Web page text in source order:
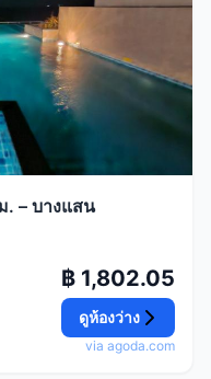
. – บางแสน
฿ 1,802.05
ดูห้องว่าง
via agoda.com